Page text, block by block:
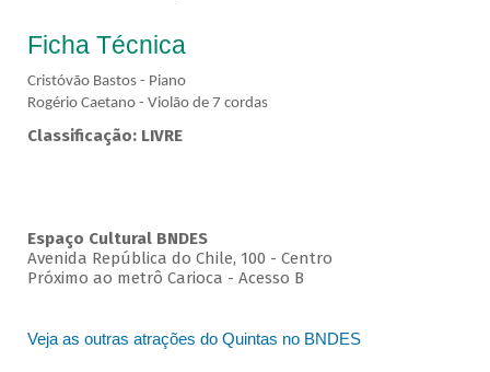
Ficha Técnica
Cristóvão Bastos - Piano
Rogério Caetano - Violão de 7 cordas
Classificação: LIVRE
Espaço Cultural BNDES
Avenida República do Chile, 100 - Centro
Próximo ao metrô Carioca - Acesso B
Veja as outras atrações do Quintas no BNDES